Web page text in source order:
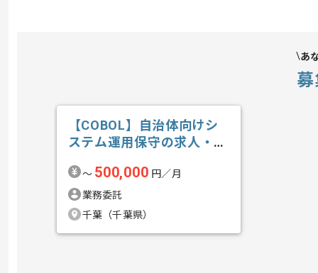
あ
【COBOL】自治体向けシ
ステム運用保守の求人・案
〜 500,000 円／月
業務委託
千葉（千葉県）